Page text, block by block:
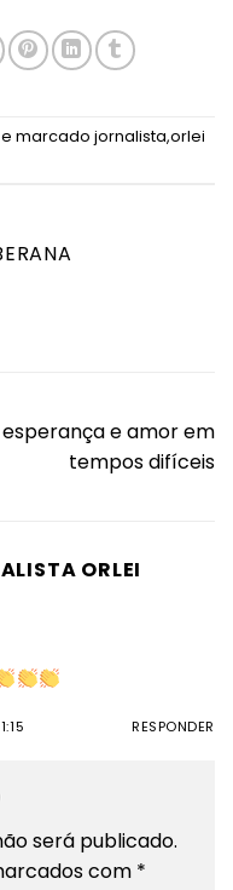
e marcado jornalista,orlei
esperança e amor em
tempos difíceis
ORLEI
RESPONDER
será publicado.
com *